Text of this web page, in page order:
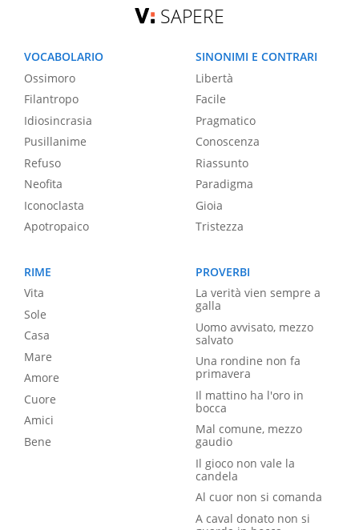
SAPERE
VOCABOLARIO
Ossimoro
Filantropo
Idiosincrasia
Pusillanime
Refuso
Neofita
Iconoclasta
Apotropaico
SINONIMI E CONTRARI
Libertà
Facile
Pragmatico
Conoscenza
Riassunto
Paradigma
Gioia
Tristezza
RIME
Vita
Sole
Casa
Mare
Amore
Cuore
Amici
Bene
PROVERBI
La verità vien sempre a
galla
Uomo avvisato, mezzo
salvato
Una rondine non fa
primavera
Il mattino ha l'oro in
bocca
Mal comune, mezzo
gaudio
Il gioco non vale la
candela
Al cuor non si comanda
A caval donato non si